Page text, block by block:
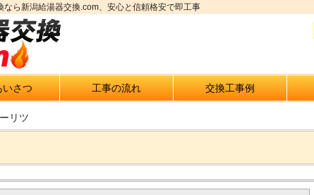
ら新潟給湯器交換.com、安心と信頼格安で即工事
いさつ 工事の流れ 交換工事例
リツ